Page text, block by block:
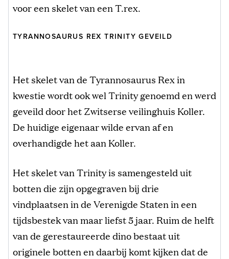
voor een skelet van een T.rex.
TYRANNOSAURUS REX TRINITY GEVEILD
Het skelet van de Tyrannosaurus Rex in
kwestie wordt ook wel Trinity genoemd en werd
geveild door het Zwitserse veilinghuis Koller.
De huidige eigenaar wilde ervan af en
overhandigde het aan Koller.
Het skelet van Trinity is samengesteld uit
botten die zijn opgegraven bij drie
vindplaatsen in de Verenigde Staten in een
tijdsbestek van maar liefst 5 jaar. Ruim de helft
van de gerestaureerde dino bestaat uit
originele botten en daarbij komt kijken dat de